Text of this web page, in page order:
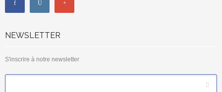
NEWSLETTER
S'inscrire à notre newsletter